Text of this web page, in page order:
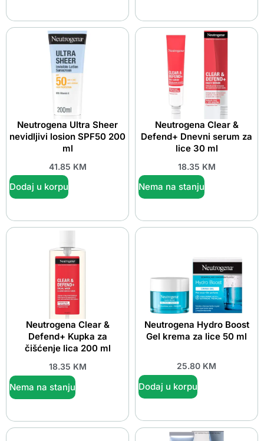
Neutrogena Ultra Sheer
nevidljivi losion SPF50 200
ml
41.85 KM
Dodaj u korpu
Neutrogena Clear &
Defend+ Dnevni serum za
lice 30 ml
18.35 KM
Nema na stanju
Neutrogena Clear &
Defend+ Kupka za
čišćenje lica 200 ml
18.35 KM
Nema na stanju
Neutrogena Hydro Boost
Gel krema za lice 50 ml
25.80 KM
Dodaj u korpu